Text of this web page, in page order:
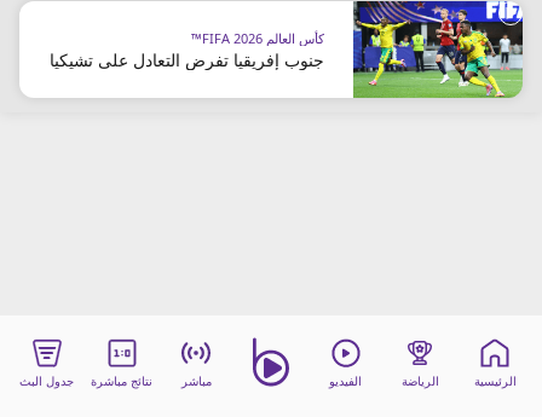
احصل على beIN
معلومات عن هذا الموقعكأس العالم FIFA 2026™
جنوب إفريقيا تفرض التعادل على تشيكيا
الرئيسية الرياضة الفيديو مباشر نتائج مباشرة جدول البث